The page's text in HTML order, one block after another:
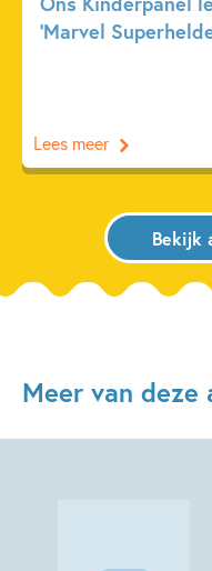
‘Marvel
Lees meer
Bekijk
Meer van deze